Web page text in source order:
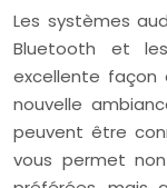
Les systèmes
Bluetooth et
excellente
nouvelle
peuvent être
vous permet